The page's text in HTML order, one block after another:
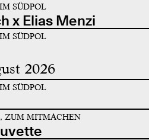
SÜDPOL
x Elias Menzi
SÜDPOL
2026
SÜDPOL
ZUM MITMACHEN